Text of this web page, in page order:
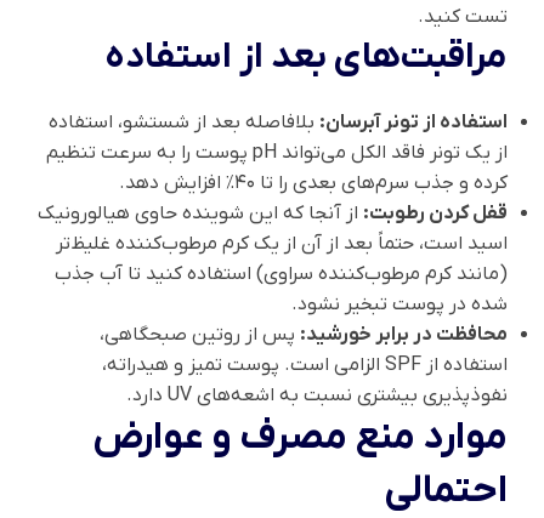
تست کنید.
مراقبت‌های بعد از استفاده
استفاده از تونر آبرسان: بلافاصله بعد از شستشو، استفاده
از یک تونر فاقد الکل می‌تواند pH پوست را به سرعت تنظیم
کرده و جذب سرم‌های بعدی را تا ۴۰٪ افزایش دهد.
قفل کردن رطوبت: از آنجا که این شوینده حاوی هیالورونیک
اسید است، حتماً بعد از آن از یک کرم مرطوب‌کننده غلیظ‌تر
(مانند کرم مرطوب‌کننده سراوی) استفاده کنید تا آب جذب
شده در پوست تبخیر نشود.
محافظت در برابر خورشید: پس از روتین صبحگاهی،
استفاده از SPF الزامی است. پوست تمیز و هیدراته،
نفوذپذیری بیشتری نسبت به اشعه‌های UV دارد.
موارد منع مصرف و عوارض
احتمالی